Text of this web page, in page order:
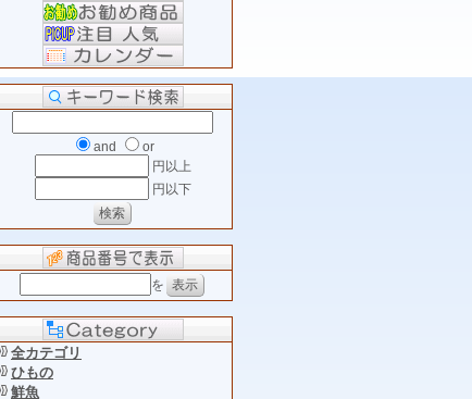
and
or
円以上
円以下
を
全カテゴリ
ひもの
鮮魚